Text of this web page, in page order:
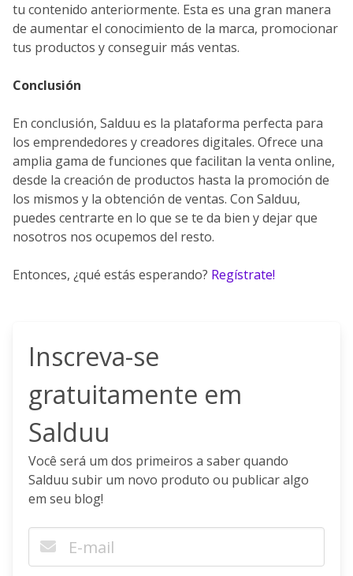
tu contenido anteriormente. Esta es una gran manera
de aumentar el conocimiento de la marca, promocionar
tus productos y conseguir más ventas.
Conclusión
En conclusión, Salduu es la plataforma perfecta para
los emprendedores y creadores digitales. Ofrece una
amplia gama de funciones que facilitan la venta online,
desde la creación de productos hasta la promoción de
los mismos y la obtención de ventas. Con Salduu,
puedes centrarte en lo que se te da bien y dejar que
nosotros nos ocupemos del resto.
Entonces, ¿qué estás esperando? Regístrate!
Inscreva-se
gratuitamente em
Salduu
Você será um dos primeiros a saber quando
Salduu subir um novo produto ou publicar algo
em seu blog!